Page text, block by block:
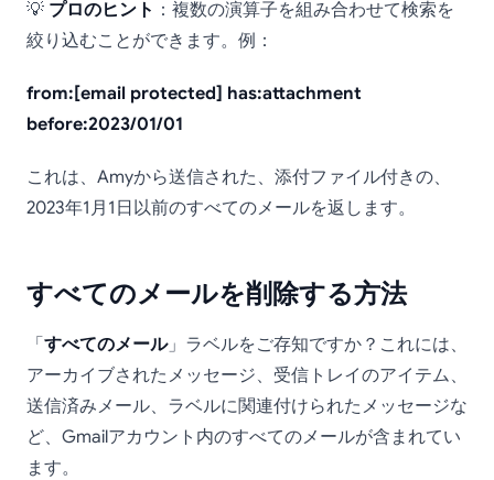
💡 プロのヒント ：複数の演算子を組み合わせて検索を
絞り込むことができます。例：
from:[email protected] has:attachment
before:2023/01/01
これは、Amyから送信された、添付ファイル付きの、
2023年1月1日以前のすべてのメールを返します。
すべてのメールを削除する方法
「 すべてのメール」ラベルをご存知ですか？これには、
アーカイブされたメッセージ、受信トレイのアイテム、
送信済みメール、ラベルに関連付けられたメッセージな
ど、Gmailアカウント内のすべてのメールが含まれてい
ます。